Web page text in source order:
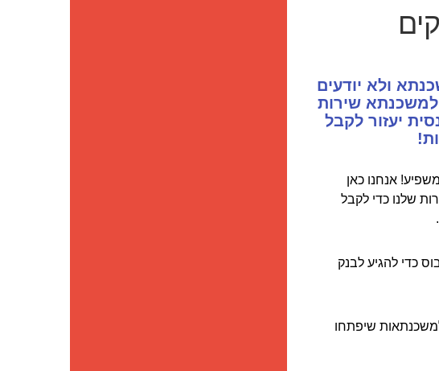
ולא יודעים
שירות
יעזור לקבל
אנחנו כאן
שלנו כדי לקבל
כדי להגיע לבנק
שיפתחו